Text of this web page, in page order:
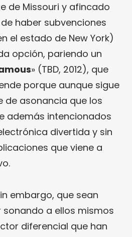
de Missouri y afincado
haber subvenciones
el estado de New York)
opción, pariendo un
» (TBD, 2012), que
porque aunque sigue
de asonancia que los
además intencionados
divertida y sin
que viene a
embargo, que sean
a ellos mismos
diferencial que han